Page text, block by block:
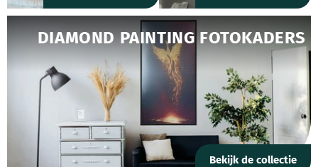
DIAMOND PAINTING FOTOKADERS
Bekijk de collectie